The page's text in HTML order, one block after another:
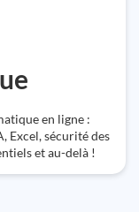
en ligne :
Excel, sécurité des
et au-delà !